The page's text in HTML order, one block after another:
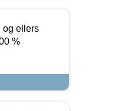
og ellers
%